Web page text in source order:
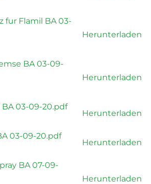
fur Flamil BA 03-
Herunterladen
BA 03-09-
Herunterladen
03-09-20.pdf
Herunterladen
03-09-20.pdf
Herunterladen
BA 07-09-
Herunterladen